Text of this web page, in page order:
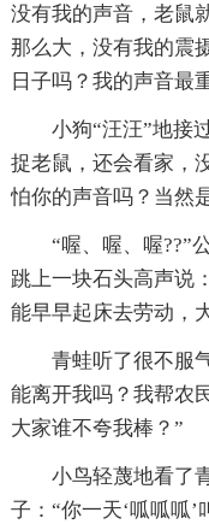
没有我的声音，老鼠
那么大，没有我的震
日子吗？我的声音最
小狗“汪汪”地接
捉老鼠，还会看家，
怕你的声音吗？当然
“喔、喔、喔??”
跳上一块石头高声说
能早早起床去劳动，
青蛙听了很不服
能离开我吗？我帮农
大家谁不夸我棒？”
小鸟轻蔑地看了
子：“你一天‘呱呱呱